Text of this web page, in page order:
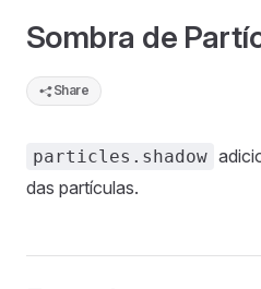
Sombra de
Share
particles.shadow
das partículas.